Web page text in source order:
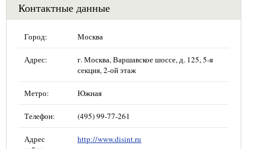
Контактные данные
Город: Москва
Адрес:
г. Москва, Варшавское шоссе, д. 125, 5-я
секция, 2-ой этаж
Метро: Южная
Телефон: (495) 99-77-261
Адрес
http://www.disint.ru